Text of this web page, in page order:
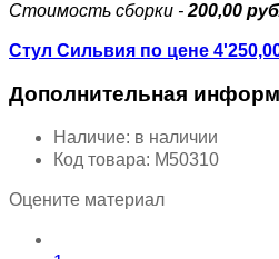
Стоимость сборки - 200,00
Стул Сильвия по цене
Дополнительная
Наличие: в наличии
Код товара: М50310
Оцените материал